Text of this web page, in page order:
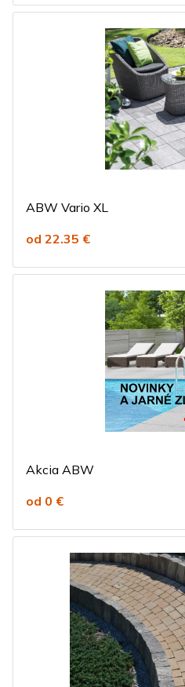
ABW Vario XL
od 22.35 €
Akcia ABW
od 0 €